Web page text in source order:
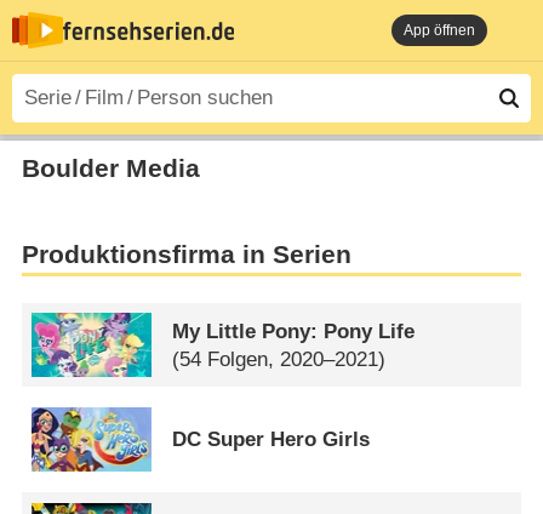
App öffnen
Boulder Media
Produktionsfirma in Serien
My Little Pony: Pony Life
(54 Folgen, 2020–2021)
DC Super Hero Girls